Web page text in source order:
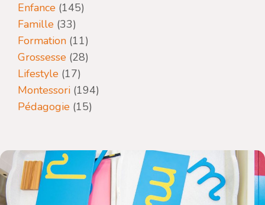
Enfance (145)
Famille (33)
Formation (11)
Grossesse (28)
Lifestyle (17)
Montessori (194)
Pédagogie (15)